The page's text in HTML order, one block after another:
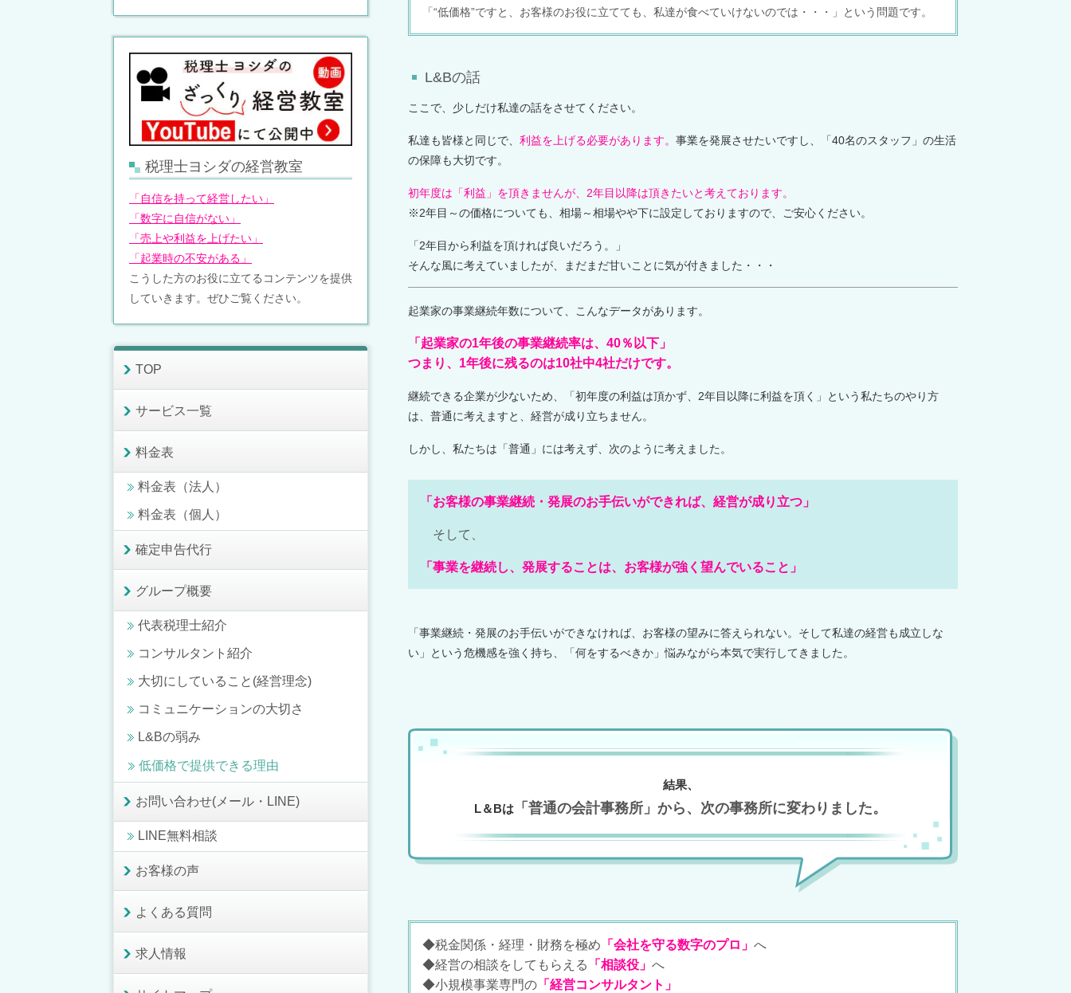
「“低価格”ですと、お客様のお役に立てても、私達が食べていけないのでは・・・」という問題です。
L&Bの話
ここで、少しだけ私達の話をさせてください。
私達も皆様と同じで、 利益を上げる必要があります。 事業を発展させたいですし、「40名のスタッフ」の生活
の保障も大切です。
初年度は「利益」を頂きませんが、2年目以降は頂きたいと考えております。
※2年目～の価格についても、相場～相場やや下に設定しておりますので、ご安心ください。
「2年目から利益を頂ければ良いだろう。」
そんな風に考えていましたが、まだまだ甘いことに気が付きました・・・
起業家の事業継続年数について、こんなデータがあります。
「起業家の1年後の事業継続率は、40％以下」
つまり、1年後に残るのは10社中4社だけです。
継続できる企業が少ないため、「初年度の利益は頂かず、2年目以降に利益を頂く」という私たちのやり方
は、普通に考えますと、経営が成り立ちません。
しかし、私たちは「普通」には考えず、次のように考えました。
「お客様の事業継続・発展のお手伝いができれば、経営が成り立つ」
そして、
「事業を継続し、発展することは、お客様が強く望んでいること」
「事業継続・発展のお手伝いができなければ、お客様の望みに答えられない。そして私達の経営も成立しな
い」という危機感を強く持ち、「何をするべきか」悩みながら本気で実行してきました。
結果、
L＆Bは 「普通の会計事務所」から、次の事務所に変わりました。
◆税金関係・経理・財務を極め 「会社を守る数字のプロ」 へ
◆経営の相談をしてもらえる
「相談役」 へ
◆小規模事業専門の 「経営コンサルタント」
税理士ヨシダの経営教室
「自信を持って経営したい」
「数字に自信がない」
「売上や利益を上げたい」
「起業時の不安がある」
こうした方のお役に立てるコンテンツを提供
していきます。ぜひご覧ください。
TOP
サービス一覧
料金表
料金表（法人）
料金表（個人）
確定申告代行
グループ概要
代表税理士紹介
コンサルタント紹介
大切にしていること(経営理念)
コミュニケーションの大切さ
L&Bの弱み
低価格で提供できる理由
お問い合わせ(メール・LINE)
LINE無料相談
お客様の声
よくある質問
求人情報